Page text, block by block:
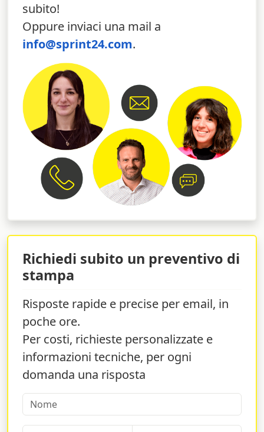
subito!
Oppure inviaci una mail a
info@sprint24.com.
Richiedi subito un preventivo di
stampa
Risposte rapide e precise per email, in
poche ore.
Per costi, richieste personalizzate e
informazioni tecniche, per ogni
domanda una risposta